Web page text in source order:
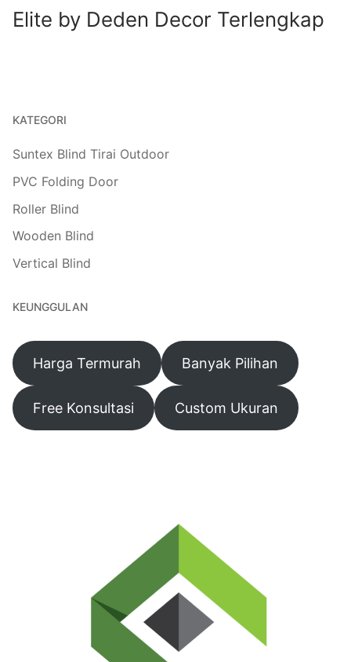
Elite by Deden Decor Terlengkap
KATEGORI
Suntex Blind Tirai Outdoor
PVC Folding Door
Roller Blind
Wooden Blind
Vertical Blind
KEUNGGULAN
Harga Termurah Banyak Pilihan
Free Konsultasi Custom Ukuran